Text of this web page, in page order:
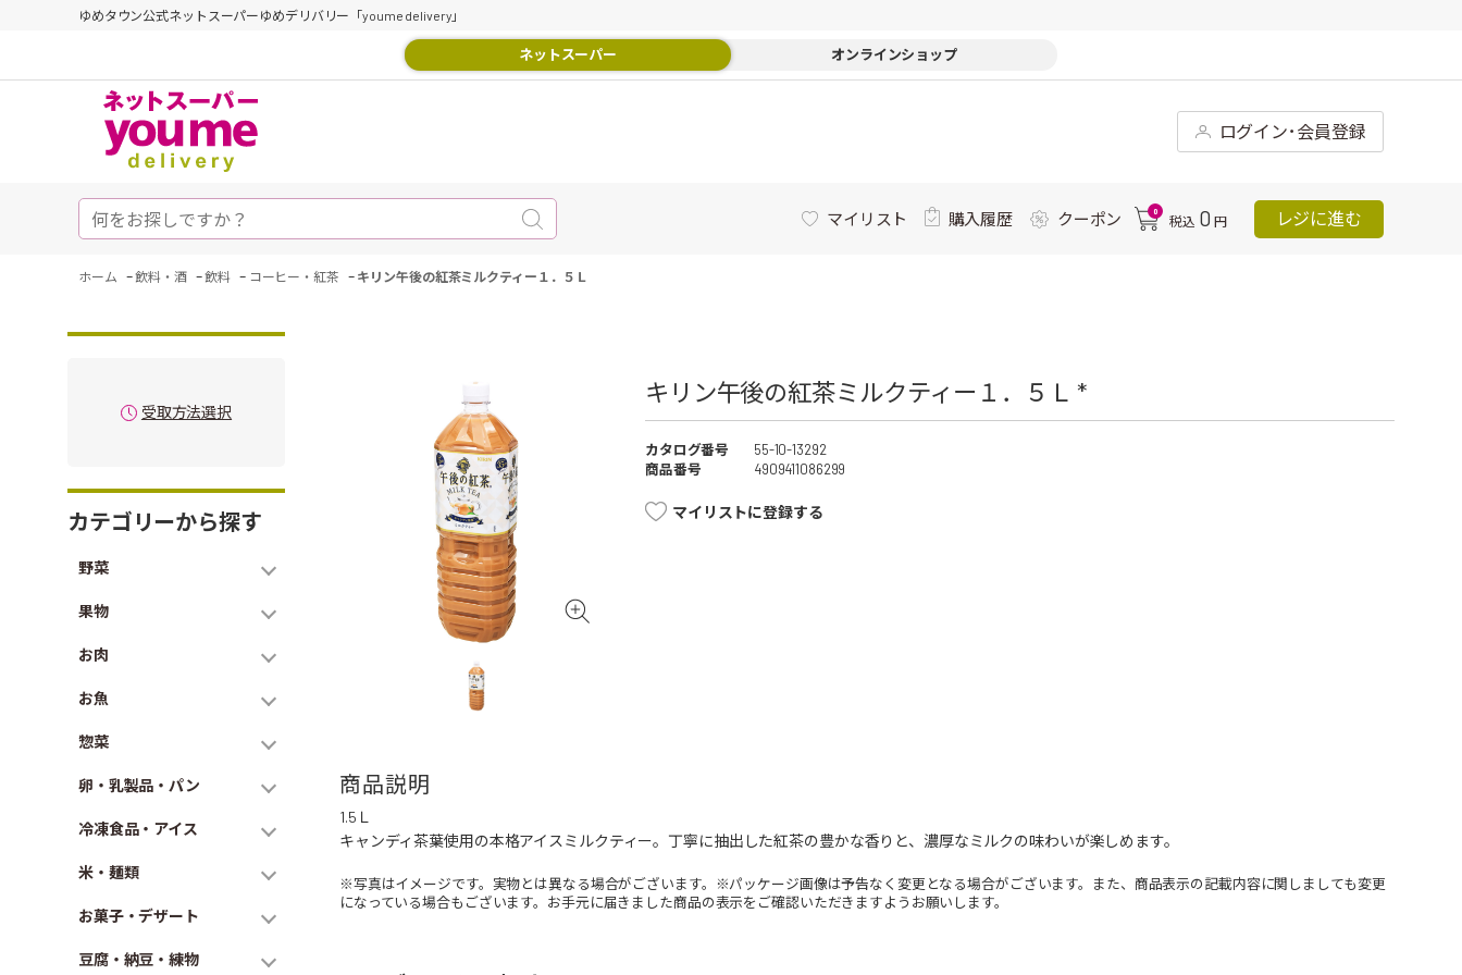
ゆめタウン公式ネットスーパーゆめデリバリー「youme delivery」
ネットスーパー オンラインショップ
ログイン･会員登録
マイリスト 購入履歴 クーポン 0
税込 0 円 レジに進む
ホーム -飲料・酒 -飲料 - コーヒー・紅茶 - キリン午後の紅茶ミルクティー１．５Ｌ
受取方法選択
カテゴリーから探す
野菜
果物
お肉
お魚
惣菜
卵・乳製品・パン
冷凍食品・アイス
米・麺類
お菓子・デザート
豆腐・納豆・練物
キリン午後の紅茶ミルクティー１．５Ｌ *
カタログ番号
55-10-13292
商品番号
4909411086299
マイリストに登録する
商品説明
1.5Ｌ
キャンディ茶葉使用の本格アイスミルクティー。丁寧に抽出した紅茶の豊かな香りと、濃厚なミルクの味わいが楽しめます。
※写真はイメージです。実物とは異なる場合がございます。※パッケージ画像は予告なく変更となる場合がございます。また、商品表示の記載内容に関しましても変更
になっている場合もございます。お手元に届きました商品の表示をご確認いただきますようお願いします。